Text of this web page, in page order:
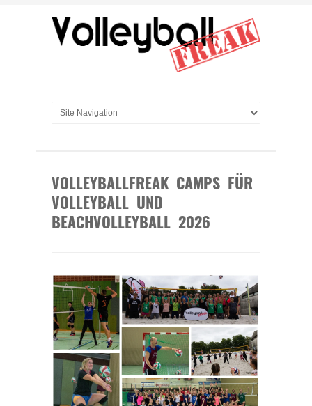
VOLLEYBALLFREAK CAMPS FÜR
VOLLEYBALL UND
BEACHVOLLEYBALL 2026